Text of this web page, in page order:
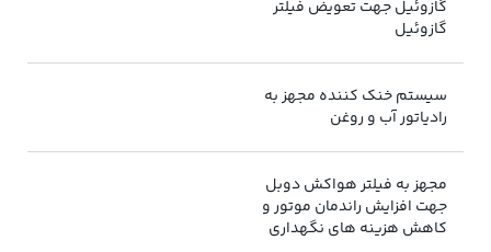
گازوئیل جهت تعویض فیلتر
گازوئیل
سیستم خنک کننده مجهز به
رادیاتور آب و روغن
مجهز به فیلتر هواکش دوبل
جهت افزایش راندمان موتور و
کاهش هزینه های نگهداری